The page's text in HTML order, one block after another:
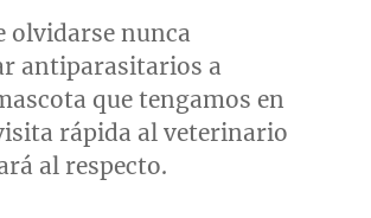
olvidarse nunca
antiparasitarios a
que tengamos en
rápida al veterinario
al respecto.